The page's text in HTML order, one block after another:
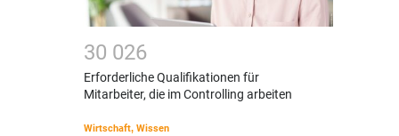
30 026
Erforderliche Qualifikationen für
Mitarbeiter, die im Controlling arbeiten
Wirtschaft, Wissen